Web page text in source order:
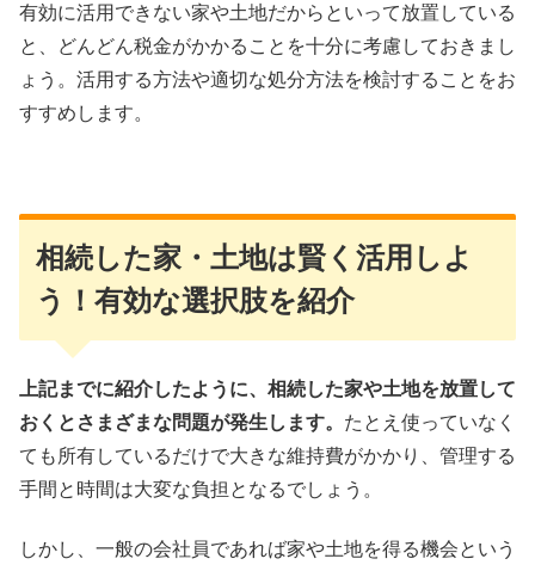
有効に活用できない家や土地だからといって放置している
と、どんどん税金がかかることを十分に考慮しておきまし
ょう。活用する方法や適切な処分方法を検討することをお
すすめします。
相続した家・土地は賢く活用しよ
う！有効な選択肢を紹介
上記までに紹介したように、相続した家や土地を放置して
おくとさまざまな問題が発生します。 たとえ使っていなく
ても所有しているだけで大きな維持費がかかり、管理する
手間と時間は大変な負担となるでしょう。
しかし、一般の会社員であれば家や土地を得る機会という